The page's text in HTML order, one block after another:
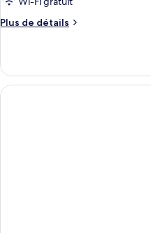
Plus de détails
Plus
Chambre